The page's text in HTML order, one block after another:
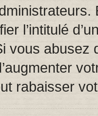
l’intitulé
vous
rabaisser